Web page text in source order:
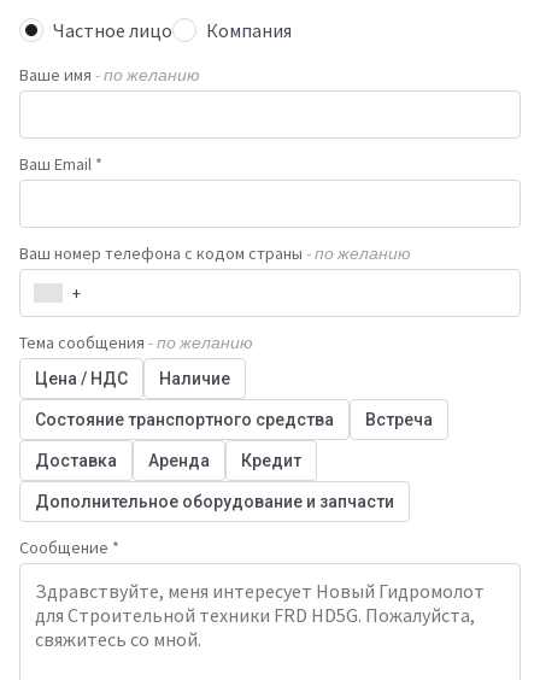
Частное лицо Компания
Ваше имя - по желанию
Ваш Email *
Ваш номер телефона с кодом страны - по желанию
+
Тема сообщения - по желанию
Цена / НДС Наличие
Состояние транспортного средства Встреча
Доставка Аренда Кредит
Дополнительное оборудование и запчасти
Сообщение *